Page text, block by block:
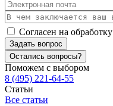
Согласен на обработку
Задать вопрос
Остались вопросы?
Поможем с выбором
8 (495) 221-64-55
Статьи
Все статьи